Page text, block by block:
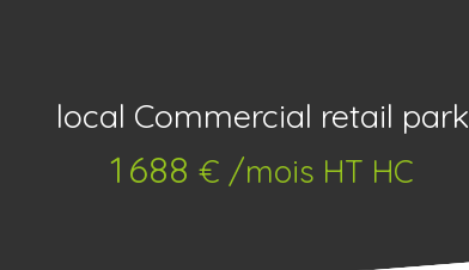
local Commercial retail park
1 688 € /mois HT HC